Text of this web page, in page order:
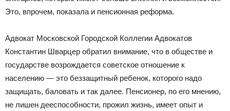
Это, впрочем, показала и пенсионная реформа.
Адвокат Московской Городской Коллегии Адвокатов
Константин Шварцер обратил внимание, что в обществе и
государстве возрождается советское отношение к
населению — это беззащитный ребенок, которого надо
защищать, баловать и так далее. Пенсионер, по его мнению,
не лишен дееспособности, прожил жизнь, имеет опыт и